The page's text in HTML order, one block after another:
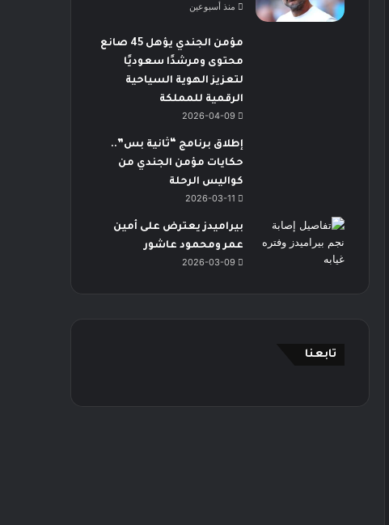
منذ أسبوعين
مؤمن الجندي يؤهل 45 صانع
محتوى ومرشدًا سعوديًا
لتعزيز الهوية السياحية
الرقمية للمملكة
2026-04-09
إطلاق برنامج “ثانية بس”..
حكايات مؤمن الجندي من
كواليس الرحلة
2026-03-11
بيراميدز يعترض على أمين
عمر ومحمود عاشور
2026-03-09
تابعنا